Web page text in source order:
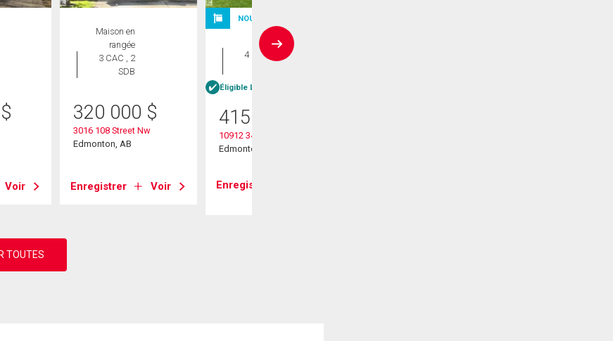
$
Voir
Maison en
rangée
3 CAC , 2
SDB
320 000 $
3016 108 Street Nw
Edmonton, AB
Enregistrer Voir
NOUVELLE INSCRIPTION
Maison
4 CAC , 3
Éligible Louer pour acheter
415 000
10912 34a Avenue Nw
Edmonton, AB
Enregistrer